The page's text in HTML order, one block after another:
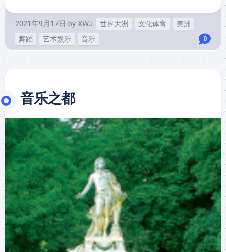
2021年9月17日 by XWJ 世界大洲 文化体育
美洲
舞蹈
艺术娱乐 音乐 0
音乐之都